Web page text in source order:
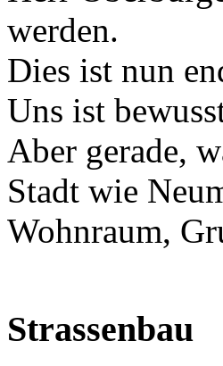
werden.
Dies ist nun
Uns ist
Aber gerade,
Stadt wie
Wohnraum,
Strassenbau